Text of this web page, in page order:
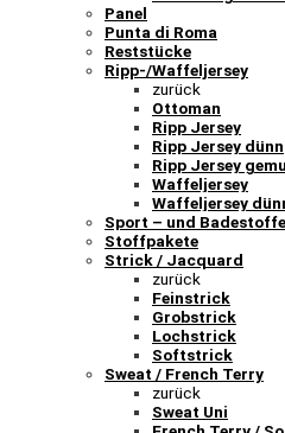
Panel
Punta di Roma
Reststücke
Ripp-/Waffeljersey
zurück
Ottoman
Ripp Jersey
Ripp Jersey dünn
Ripp Jersey
Waffeljersey
Waffeljersey
Sport – und Badestoffe
Stoffpakete
Strick / Jacquard
zurück
Feinstrick
Grobstrick
Lochstrick
Softstrick
Sweat / French Terry
zurück
Sweat Uni